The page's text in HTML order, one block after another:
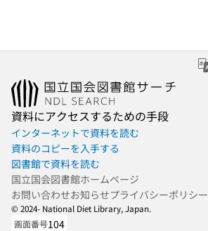
資料にアクセスするための手段
インターネットで資料を読む
資料のコピーを入手する
図書館で資料を読む
国立国会図書館ホームページ
お問い合わせお知らせプライバシーポリシー
© 2024- National Diet Library, Japan.
画面番号104